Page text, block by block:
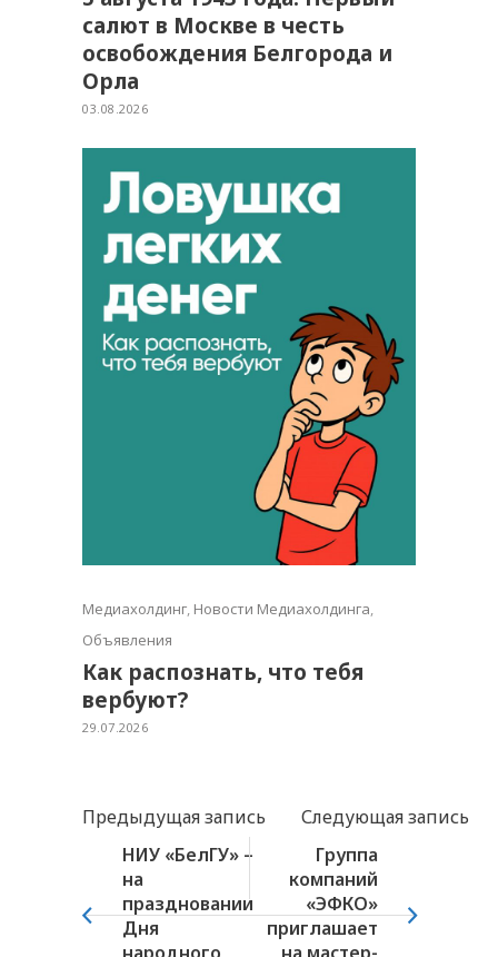
салют в Москве в честь
освобождения Белгорода и
Орла
03.08.2026
Медиахолдинг, Новости Медиахолдинга,
Объявления
Как распознать, что тебя
вербуют?
29.07.2026
Предыдущая запись
Следующая запись
НИУ «БелГУ» –
на
праздновании
Дня
Группа
компаний
«ЭФКО»
приглашает